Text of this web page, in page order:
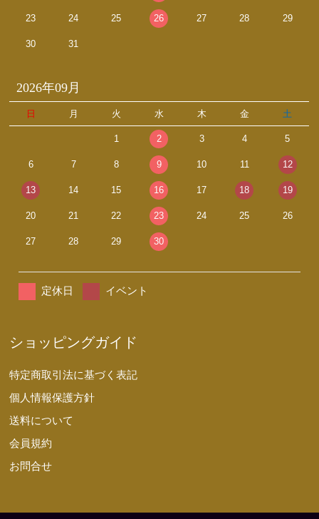
23 24 25 26 27 28 29
30 31
2026年09月
日 月 火 水 木 金 土
1 2 3 4 5
6 7 8 9 10 11 12
13 14 15 16 17 18 19
20 21 22 23 24 25 26
27 28 29 30
定休日 イベント
ショッピングガイド
特定商取引法に基づく表記
個人情報保護方針
送料について
会員規約
お問合せ